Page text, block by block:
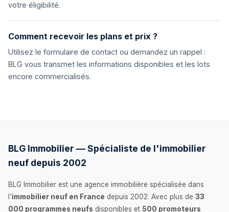
votre éligibilité.
Comment recevoir les plans et prix ?
Utilisez le formulaire de contact ou demandez un rappel :
BLG vous transmet les informations disponibles et les lots
encore commercialisés.
BLG Immobilier — Spécialiste de l'immobilier
neuf depuis 2002
BLG Immobilier est une agence immobilière spécialisée dans
l'immobilier neuf en France depuis 2002. Avec plus de 33
000 programmes neufs disponibles et 500 promoteurs